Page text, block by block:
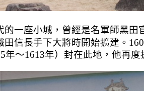
一座小城，曾經是名軍師黑田
信長手下大將時開始擴建。
年～1613年）封在此地，他再度